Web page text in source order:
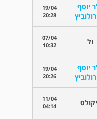
יוסף
19/04
20:28
ול
07/04
10:32
יוסף
19/04
20:26
11/04
04:14